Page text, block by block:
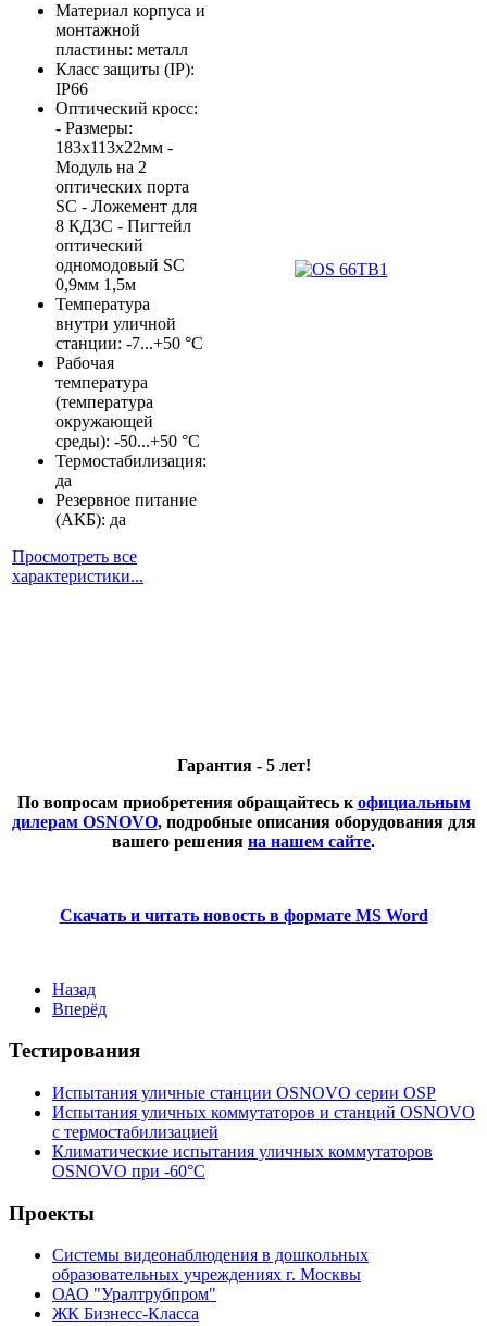
Материал корпуса и
монтажной
пластины: металл
Класс защиты (IP):
IP66
Оптический кросс:
- Размеры:
183x113x22мм -
Модуль на 2
оптических порта
SC - Ложемент для
8 КДЗС - Пигтейл
оптический
одномодовый SC
0,9мм 1,5м
Температура
внутри уличной
станции: -7...+50 °С
Рабочая
температура
(температура
окружающей
среды): -50...+50 °С
Термостабилизация:
да
Резервное питание
(АКБ): да
Просмотреть все
характеристики...
Гарантия - 5 лет!
По вопросам приобретения обращайтесь к официальным
дилерам OSNOVO, подробные описания оборудования для
вашего решения на нашем сайте.
Скачать и читать новость в формате MS Word
Назад
Вперёд
Тестирования
Испытания уличные станции OSNOVO серии OSP
Испытания уличных коммутаторов и станций OSNOVO
с термостабилизацией
Климатические испытания уличных коммутаторов
OSNOVO при -60°C
Проекты
Системы видеонаблюдения в дошкольных
образовательных учреждениях г. Москвы
ОАО "Уралтрубпром"
ЖК Бизнесс-Класса